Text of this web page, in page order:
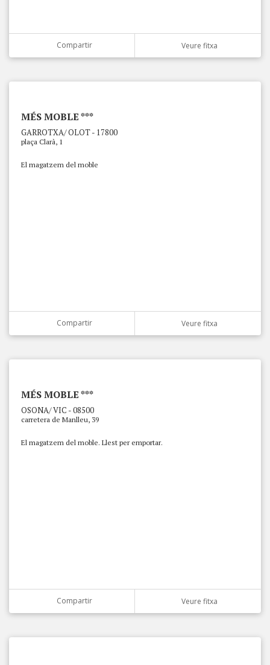
Compartir Veure fitxa
MÉS MOBLE ***
GARROTXA/ OLOT - 17800
plaça Clarà, 1
El magatzem del moble
Compartir Veure fitxa
MÉS MOBLE ***
OSONA/ VIC - 08500
carretera de Manlleu, 39
El magatzem del moble. Llest per emportar.
Compartir Veure fitxa